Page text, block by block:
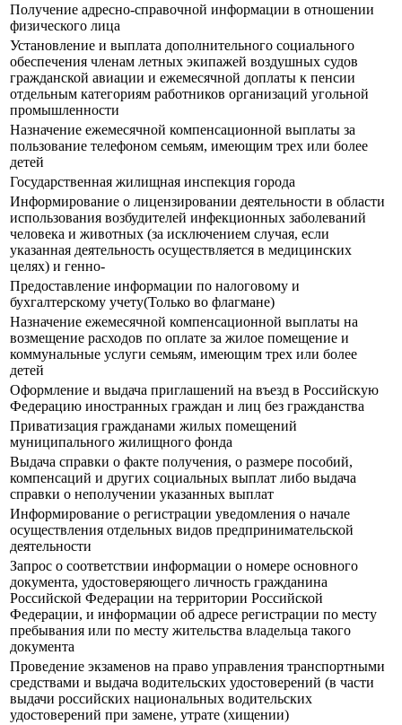
Получение адресно-справочной информации в отношении
физического лица
Установление и выплата дополнительного социального
обеспечения членам летных экипажей воздушных судов
гражданской авиации и ежемесячной доплаты к пенсии
отдельным категориям работников организаций угольной
промышленности
Назначение ежемесячной компенсационной выплаты за
пользование телефоном семьям, имеющим трех или более
детей
Государственная жилищная инспекция города
Информирование о лицензировании деятельности в области
использования возбудителей инфекционных заболеваний
человека и животных (за исключением случая, если
указанная деятельность осуществляется в медицинских
целях) и генно-
Предоставление информации по налоговому и
бухгалтерскому учету(Только во флагмане)
Назначение ежемесячной компенсационной выплаты на
возмещение расходов по оплате за жилое помещение и
коммунальные услуги семьям, имеющим трех или более
детей
Оформление и выдача приглашений на въезд в Российскую
Федерацию иностранных граждан и лиц без гражданства
Приватизация гражданами жилых помещений
муниципального жилищного фонда
Выдача справки о факте получения, о размере пособий,
компенсаций и других социальных выплат либо выдача
справки о неполучении указанных выплат
Информирование о регистрации уведомления о начале
осуществления отдельных видов предпринимательской
деятельности
Запрос о соответствии информации о номере основного
документа, удостоверяющего личность гражданина
Российской Федерации на территории Российской
Федерации, и информации об адресе регистрации по месту
пребывания или по месту жительства владельца такого
документа
Прoведение экзаменов на право управления транспортными
средствами и выдача водительских удостоверений (в части
выдачи российских национальных водительских
удостоверений при замене, утрате (хищении)